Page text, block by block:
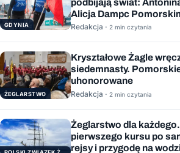
GDYNIA
podbijają świat:
Alicja Dampc
Roku 2025
Redakcja · 2 min czytania
ŻEGLARSTWO
Kryształowe Żagle
siedemnasty.
uhonorowane
Redakcja · 2 min czytania
Żeglarstwo dla
pierwszego kursu po
rejsy i przygodę na